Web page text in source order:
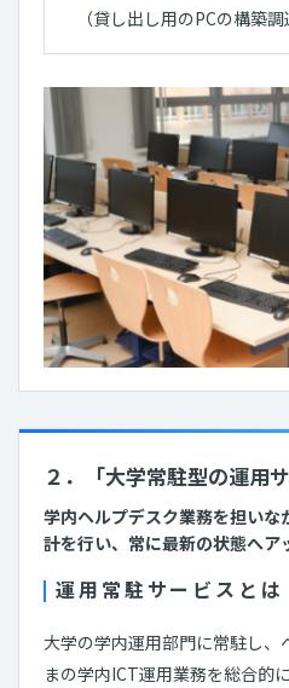
（貸し出し用のPCの構築調
２．「大学常駐型の運用
学内ヘルプデスク業務を担い
計を行い、常に最新の状態へア
運用常駐サービスとは
大学の学内運用部門に常駐し、
まの学内ICT運用業務を総合的